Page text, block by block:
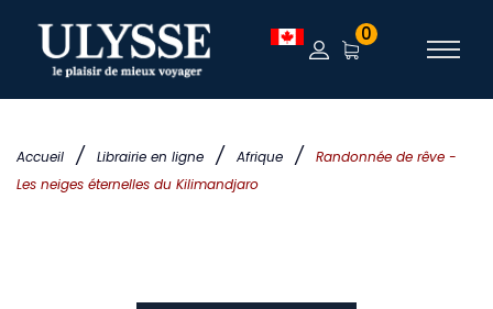
Accueil / Librairie en ligne / Afrique /
Randonnée de rêve -
Les neiges éternelles du Kilimandjaro
0